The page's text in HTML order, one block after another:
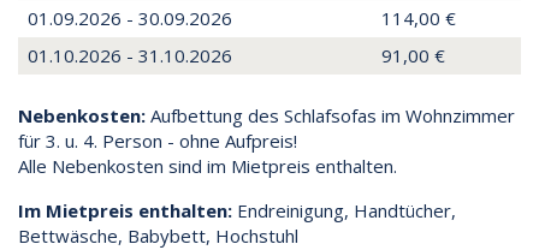
01.09.2026 - 30.09.2026
114,00 €
01.10.2026 - 31.10.2026
91,00 €
Nebenkosten: Aufbettung des Schlafsofas im Wohnzimmer
für 3. u. 4. Person - ohne Aufpreis!
Alle Nebenkosten sind im Mietpreis enthalten.
Im Mietpreis enthalten: Endreinigung, Handtücher,
Bettwäsche, Babybett, Hochstuhl